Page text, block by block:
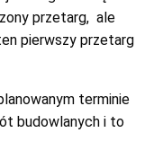
przetarg, ale
pierwszy przetarg
terminie
budowlanych i to